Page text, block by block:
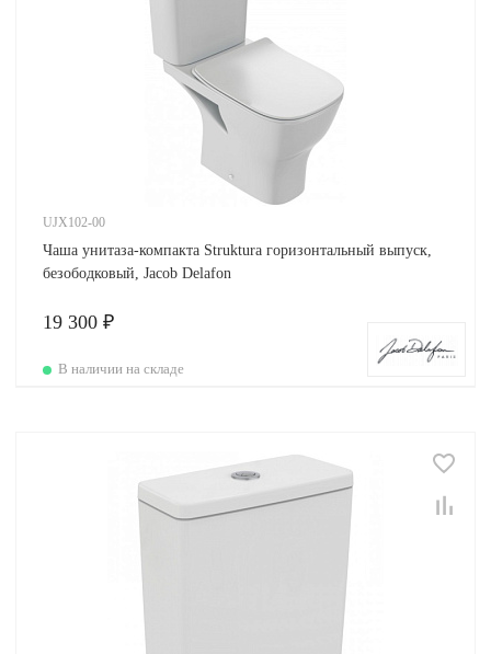
UJX102-00
Чаша унитаза-компакта Struktura горизонтальный выпуск,
безободковый, Jacob Delafon
19 300 ₽
В наличии на складе